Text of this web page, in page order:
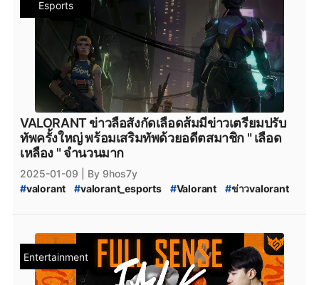
VCT_2025:_Ascension_Pacific_Bangkok #Valorant
valorant_news #VALORANT_Thailand #valorant_ไทย
VALORANT_ไทย # FULL_SENSE
FULLSENSE
Team_NKT #TeamNKT #
Team_NKT_VALORANT
Motiv_Esports #NAOS #
Velocity_Gaming
BOOM_Esports # boom_esports #Paper_Rex
Paperrex
Esports
VALORANT ข่าวลือสังกัดเลือดส้มมีข่าวเตรียมปรับ
ทัพครั้งใหญ่ พร้อมเสริมทัพด้วยอดีตสมาชิก " เลือด
เหลือง " จำนวนมาก
2025-01-09
| By 9hos7y
#valorant #valorant_esports #Valorant #ข่าวvalorant
valorant_full_sense #full_sense_valorant #MiTH
mith.valorant
#MiTH_VALORANT #CGRS #valroant_cgrs
CGRS_Paper_rex #prx_cgrs #MiTH_CGRS
Entertainment